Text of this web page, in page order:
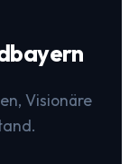
Visionäre